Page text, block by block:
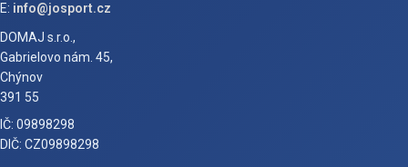
E: info@josport.cz
DOMAJ s.r.o.,
Gabrielovo nám. 45,
Chýnov
391 55
IČ: 09898298
DIČ: CZ09898298